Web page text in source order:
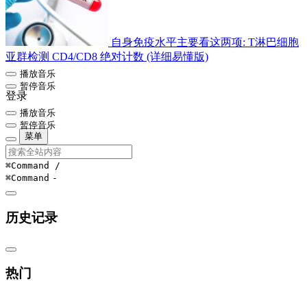
自身免疫水平主要看这两项: T淋巴细胞
亚群检测 CD4/CD8 绝对计数 (详细易懂版)
播放音乐
暂停音乐
登录
播放音乐
暂停音乐
菜单
⌘Command /
⌘Command -
历史记录
热门